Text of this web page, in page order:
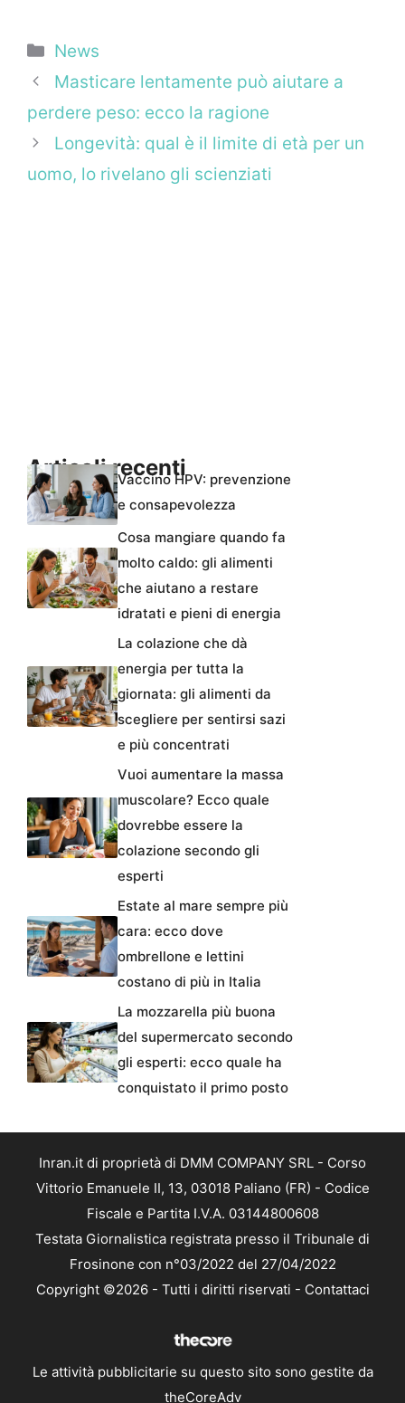
Categorie
News
Masticare lentamente può aiutare a
perdere peso: ecco la ragione
Longevità: qual è il limite di età per un
uomo, lo rivelano gli scienziati
Articoli recentiVaccino HPV: prevenzione
e consapevolezza
Cosa mangiare quando fa
molto caldo: gli alimenti
che aiutano a restare
idratati e pieni di energia
La colazione che dà
energia per tutta la
giornata: gli alimenti da
scegliere per sentirsi sazi
e più concentrati
Vuoi aumentare la massa
muscolare? Ecco quale
dovrebbe essere la
colazione secondo gli
esperti
Estate al mare sempre più
cara: ecco dove
ombrellone e lettini
costano di più in Italia
La mozzarella più buona
del supermercato secondo
gli esperti: ecco quale ha
conquistato il primo posto
Inran.it di proprietà di DMM COMPANY SRL - Corso
Vittorio Emanuele II, 13, 03018 Paliano (FR) - Codice
Fiscale e Partita I.V.A. 03144800608
Testata Giornalistica registrata presso il Tribunale di
Frosinone con n°03/2022 del 27/04/2022
Copyright ©2026 - Tutti i diritti riservati - Contattaci
Le attività pubblicitarie su questo sito sono gestite da
theCoreAdv